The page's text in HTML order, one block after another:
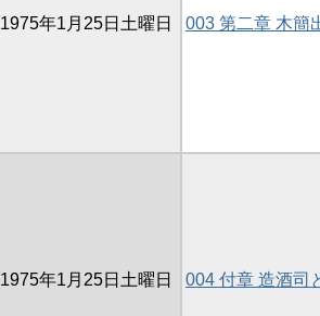
1975年1月25日土曜日 003 第二章 木簡
1975年1月25日土曜日 004 付章 造酒司